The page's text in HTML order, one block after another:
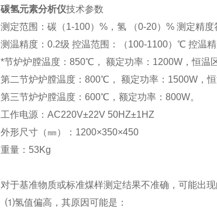
碳氢元素分析仪技术参数
测定范围：碳（1-100）%，氢 （0-20）% 测定精
测温精度：0.2级 控温范围：（100-1100）℃ 控温
*节炉炉膛温度：850℃， 额定功率：1200W，恒温
第二节炉炉膛温度：800℃， 额定功率：1500W，
第三节炉炉膛温度：600℃，额定功率：800W。
工作电源：AC220V±22V 50HZ±1HZ
外形尺寸（㎜）：1200×350×450
重量：53Kg
对于基准物质或标准煤样测定结果不准确，可能出
⑴氢值偏高，其原因可能是：